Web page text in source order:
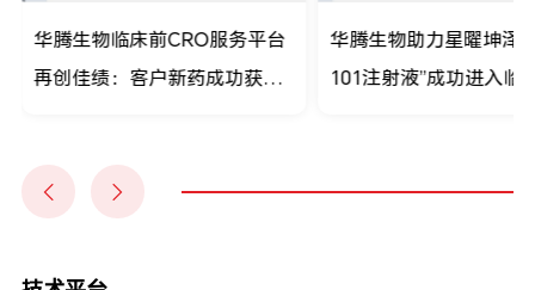
华腾生物临床前CRO服务平台
再创佳绩：客户新药成功获批
华腾生物助力星曜坤泽
101注射液”成功进入临